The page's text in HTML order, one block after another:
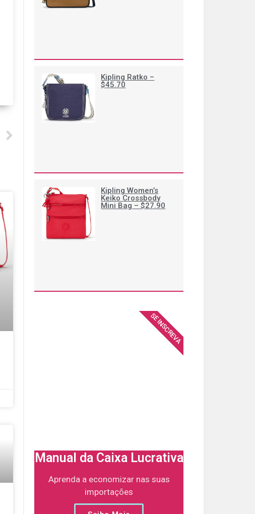
Kipling Ratko –
$45.70
Kipling Women’s
Keiko Crossbody
Mini Bag – $27.90
Manual da Caixa Lucrativa
Aprenda a economizar nas suas
importações
SE INSCREVA